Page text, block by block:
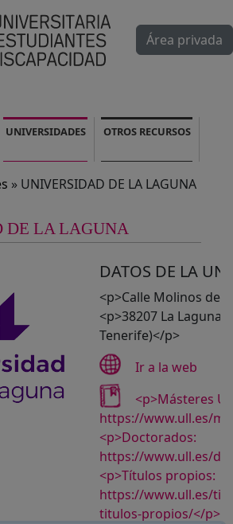
Área privada
UNIVERSIDADES OTROS RECURSOS
UNIVERSIDAD DE LA LAGUNA
DE LA LAGUNA
DATOS DE LA
<p>Calle Molinos de
<p>38207 La Laguna
Tenerife)</p>
Ir a la web
<p>Másteres
https://www.ull.es/
<p>Doctorados:
https://www.ull.es/
<p>Títulos propios:
https://www.ull.es/
titulos-propios/</p>